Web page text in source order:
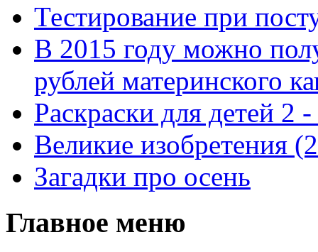
Тестирование при
В 2015 году можно
рублей материнского
Раскраски для детей 2 -
Великие изобретения
Загадки про осень
Главное меню